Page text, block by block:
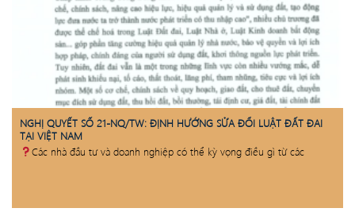
NGHỊ QUYẾT SỐ 21-NQ/TW: ĐỊNH HƯỚNG SỬA ĐỔI LUẬT ĐẤT ĐAI
TẠI VIỆT NAM
Các nhà đầu tư và doanh nghiệp có thể kỳ vọng điều gì từ các